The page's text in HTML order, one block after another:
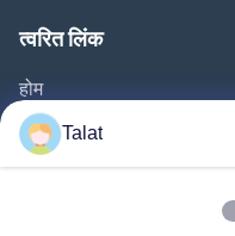
त्वरित लिंक
होम
उत्पाद
हमारे बारे में
Talat